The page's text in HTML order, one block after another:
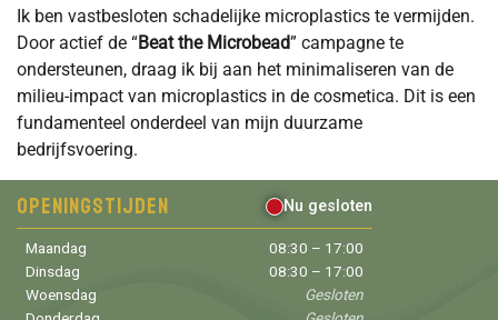
Ik ben vastbesloten schadelijke microplastics te vermijden.
Door actief de “Beat the Microbead” campagne te
ondersteunen, draag ik bij aan het minimaliseren van de
milieu-impact van microplastics in de cosmetica. Dit is een
fundamenteel onderdeel van mijn duurzame
bedrijfsvoering.
Openingstijden Nu gesloten
Maandag
08:30 – 17:00
Dinsdag
08:30 – 17:00
Woensdag
Gesloten